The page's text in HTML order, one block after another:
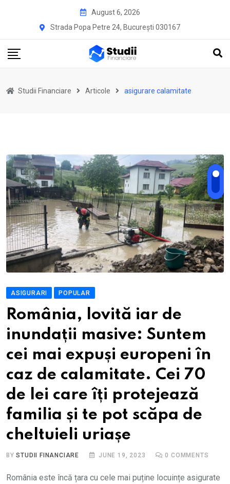
August 6, 2026
Strada Popa Petre 24, București 030167
Studii Financiare Articole asigurare calamitate
ASIGURARI POPULAR
România, lovită iar de
inundații masive: Suntem
cei mai expuși europeni în
caz de calamitate. Cei 70
de lei care îți protejează
familia și te pot scăpa de
cheltuieli uriașe
BYSTUDII FINANCIARE JUNE 19, 2023 0 COMMENTS
România este încă țara cu cele mai puține locuințe asigurate